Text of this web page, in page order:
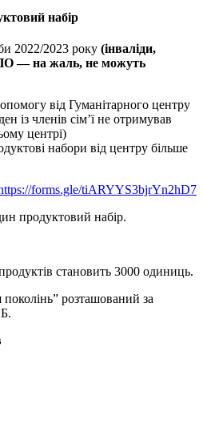
набір
2022/2023 року (інваліди,
— на жаль, не можуть
від Гуманітарного центру
із членів сім’ї не отримував
центрі)
набори від центру більше
forms.gle/tiARYYS3bjrYn2hD7
продуктовий набір.
становить 3000 одиниць.
розташований за